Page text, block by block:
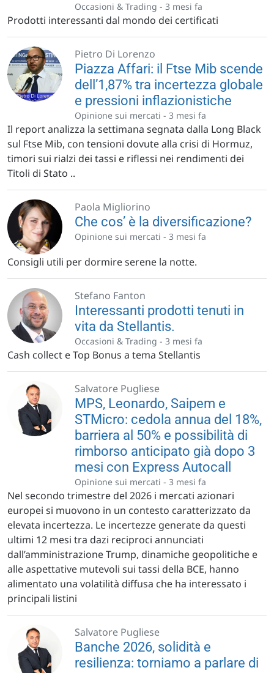
Occasioni & Trading - 3 mesi fa
Prodotti interessanti dal mondo dei certificati
Pietro Di Lorenzo
Piazza Affari: il Ftse Mib scende
dell’1,87% tra incertezza globale
e pressioni inflazionistiche
Opinione sui mercati - 3 mesi fa
Il report analizza la settimana segnata dalla Long Black
sul Ftse Mib, con tensioni dovute alla crisi di Hormuz,
timori sui rialzi dei tassi e riflessi nei rendimenti dei
Titoli di Stato ..
Paola Migliorino
Che cos’ è la diversificazione?
Opinione sui mercati - 3 mesi fa
Consigli utili per dormire serene la notte.
Stefano Fanton
Interessanti prodotti tenuti in
vita da Stellantis.
Occasioni & Trading - 3 mesi fa
Cash collect e Top Bonus a tema Stellantis
Salvatore Pugliese
MPS, Leonardo, Saipem e
STMicro: cedola annua del 18%,
barriera al 50% e possibilità di
rimborso anticipato già dopo 3
mesi con Express Autocall
Opinione sui mercati - 3 mesi fa
Nel secondo trimestre del 2026 i mercati azionari
europei si muovono in un contesto caratterizzato da
elevata incertezza. Le incertezze generate da questi
ultimi 12 mesi tra dazi reciproci annunciati
dall’amministrazione Trump, dinamiche geopolitiche e
alle aspettative mutevoli sui tassi della BCE, hanno
alimentato una volatilità diffusa che ha interessato i
principali listini
Salvatore Pugliese
Banche 2026, solidità e
resilienza: torniamo a parlare di